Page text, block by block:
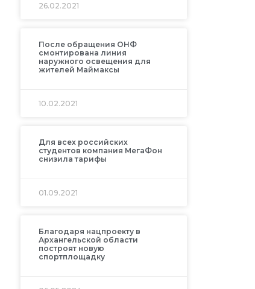
26.02.2021
После обращения ОНФ
смонтирована линия
наружного освещения для
жителей Маймаксы
10.02.2021
Для всех российских
студентов компания МегаФон
снизила тарифы
01.09.2021
Благодаря нацпроекту в
Архангельской области
построят новую
спортплощадку